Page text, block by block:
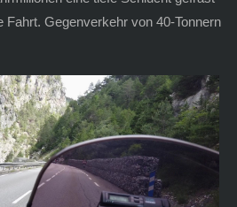
Fahrt. Gegenverkehr von 40-Tonnern